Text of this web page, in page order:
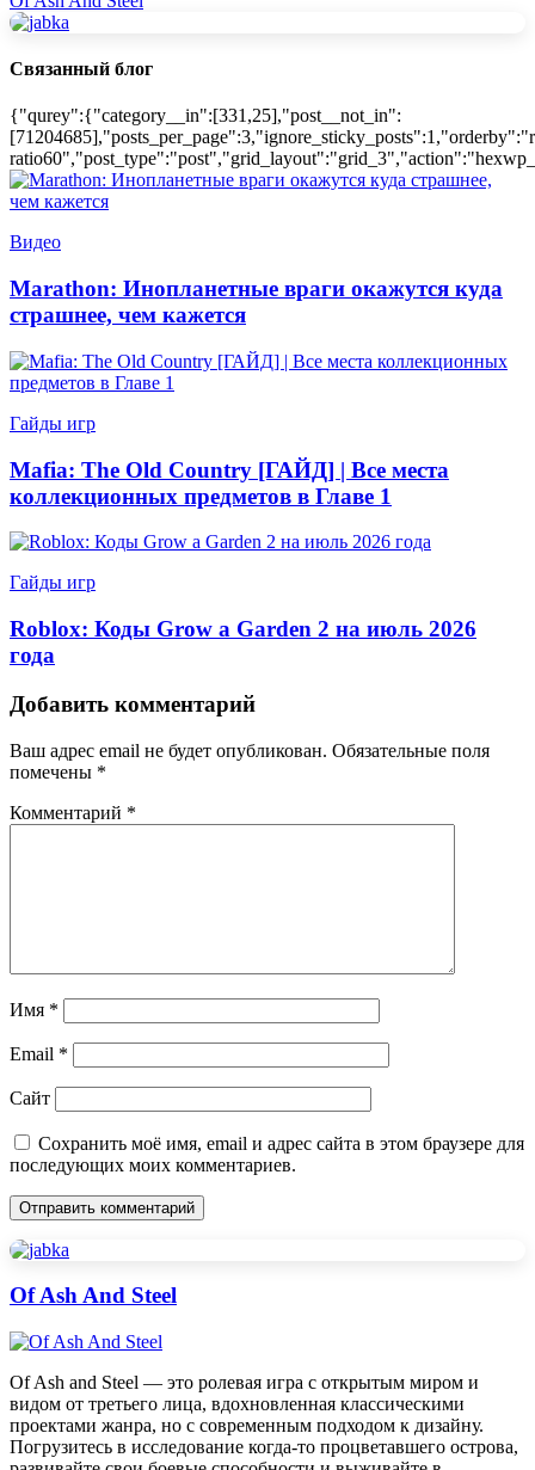
Связанный блог
{"qurey":{"category__in":[331,25],"post__not_in":
Видео
Marathon: Инопланетные враги окажутся куда
страшнее, чем кажется
Гайды игр
Mafia: The Old Country [ГАЙД] | Все места
коллекционных предметов в Главе 1
Гайды игр
Roblox: Коды Grow a Garden 2 на июль 2026
года
Добавить комментарий
Ваш адрес email не будет опубликован. Обязательные поля
помечены *
Комментарий *
Имя *
Email *
Сайт
Сохранить моё имя, email и адрес сайта в этом браузере для
последующих моих комментариев.
Of Ash And Steel
Of Ash and Steel — это ролевая игра с открытым миром и
видом от третьего лица, вдохновленная классическими
проектами жанра, но с современным подходом к дизайну.
Погрузитесь в исследование когда-то процветавшего острова,